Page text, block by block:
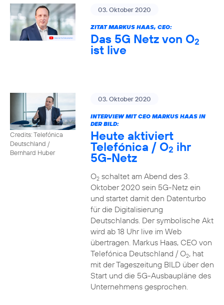
03. Oktober 2020
ZITAT MARKUS HAAS, CEO:
Das 5G Netz von O2
ist live
Credits: Telefónica
Deutschland /
Bernhard Huber
03. Oktober 2020
INTERVIEW MIT CEO MARKUS HAAS IN
DER BILD:
Heute aktiviert
Telefónica / O2 ihr
5G-Netz
O2schaltet am Abend des 3.
Oktober 2020 sein 5G-Netz ein
und startet damit den Datenturbo
für die Digitalisierung
Deutschlands. Der symbolische Akt
wird ab 18 Uhr live im Web
übertragen. Markus Haas, CEO von
Telefónica Deutschland / O2, hat
mit der Tageszeitung BILD über den
Start und die 5G-Ausbaupläne des
Unternehmens gesprochen.